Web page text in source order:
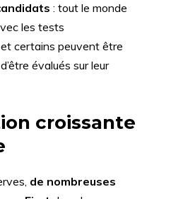
: tout le monde
les tests
certains peuvent être
évalués sur leur
croissante
de nombreuses